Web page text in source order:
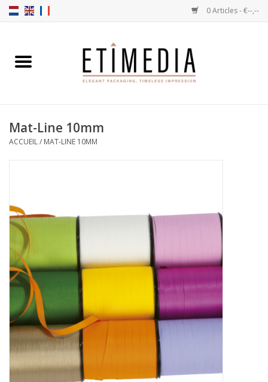
0 Articles - €--,--
Accueil
Transparantes
Articles à remplir
Boîtes
Fleurs & deco
Cabas
Mat-Line 10mm
ACCUEIL/ MAT-LINE 10MM